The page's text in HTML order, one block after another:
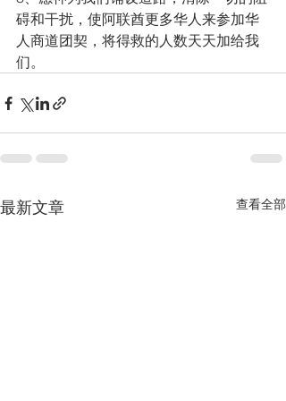
碍和干扰，使阿联酋更多华人来参加华
人商道团契，将得救的人数天天加给我
们。
最新文章 查看全部